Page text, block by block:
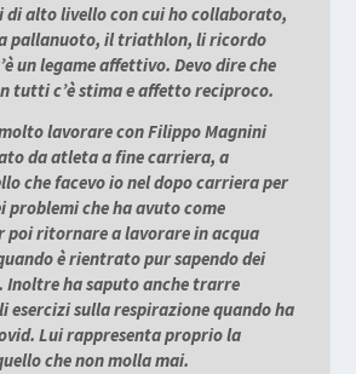
di alto livello con cui ho collaborato,
pallanuoto, il triathlon, li ricordo
un legame affettivo. Devo dire che
tutti c’è stima e affetto reciproco.
lavorare con Filippo Magnini
da atleta a fine carriera, a
che facevo io nel dopo carriera per
problemi che ha avuto come
poi ritornare a lavorare in acqua
è rientrato pur sapendo dei
Inoltre ha saputo anche trarre
esercizi sulla respirazione quando ha
Lui rappresenta proprio la
che non molla mai.